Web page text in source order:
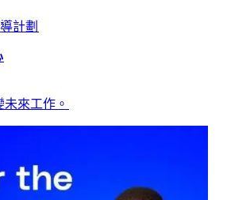
計劃​​
來工作。​​